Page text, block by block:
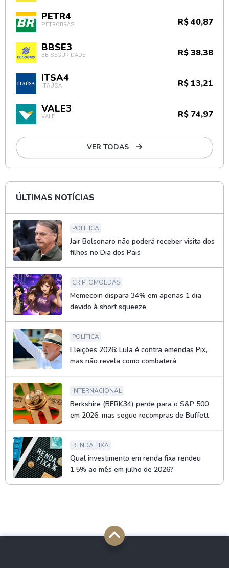
PETR4
PETROBRAS R$ 40,87
BBSE3
BB SEGURIDADE R$ 38,38
ITSA4
ITAÚSA R$ 13,21
VALE3
VALE R$ 74,97
VER TODAS
ÚLTIMAS NOTÍCIAS
POLÍTICA
Jair Bolsonaro não poderá receber visita dos
filhos no Dia dos Pais
CRIPTOMOEDAS
Memecoin dispara 34% em apenas 1 dia
devido à short squeeze
POLÍTICA
Eleições 2026: Lula é contra emendas Pix,
mas não revela como combaterá
INTERNACIONAL
Berkshire (BERK34) perde para o S&P 500
em 2026, mas segue recompras de Buffett
RENDA FIXA
Qual investimento em renda fixa rendeu
1,5% ao mês em julho de 2026?